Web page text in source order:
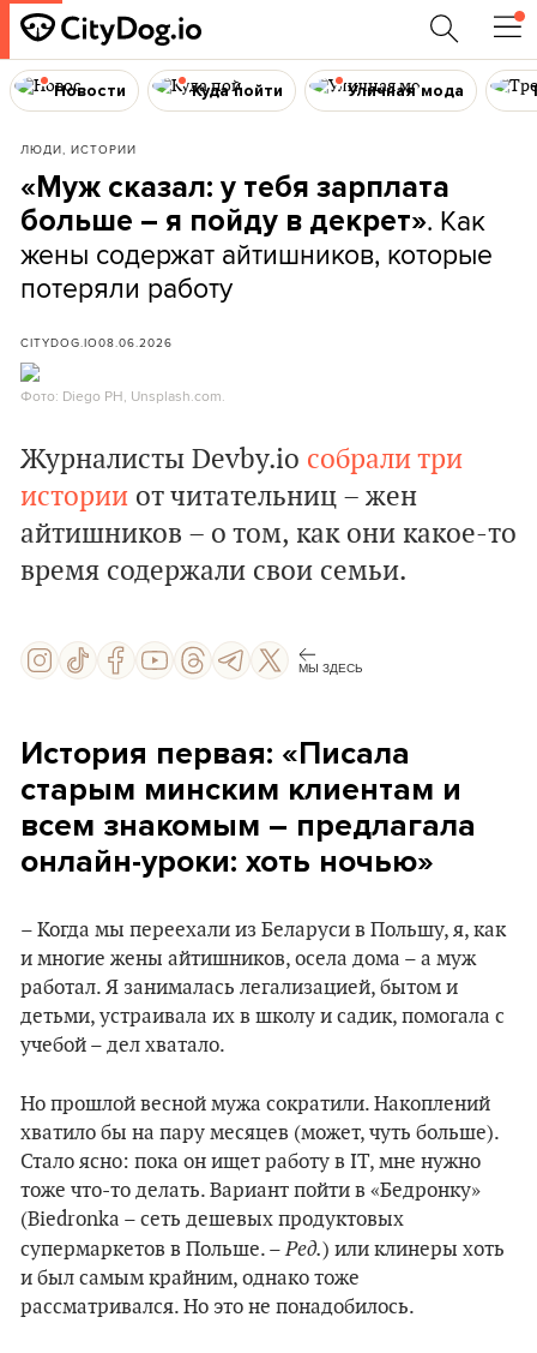
Новости Куда пойти Уличная мода
ЛЮДИ, ИСТОРИИ
«Муж сказал: у тебя зарплата
больше – я пойду в декрет». Как
жены содержат айтишников, которые
потеряли работу
CITYDOG.IO08.06.2026
Фото: Diego PH, Unsplash.com.
Журналисты Devby.io собрали три
истории от читательниц – жен
айтишников – о том, как они какое-то
время содержали свои семьи.
МЫ ЗДЕСЬ
История первая: «Писала
старым минским клиентам и
всем знакомым – предлагала
онлайн-уроки: хоть ночью»
– Когда мы переехали из Беларуси в Польшу, я, как
и многие жены айтишников, осела дома – а муж
работал. Я занималась легализацией, бытом и
детьми, устраивала их в школу и садик, помогала с
учебой – дел хватало.
Но прошлой весной мужа сократили. Накоплений
хватило бы на пару месяцев (может, чуть больше).
Стало ясно: пока он ищет работу в IT, мне нужно
тоже что-то делать. Вариант пойти в «Бедронку»
(Biedronka – сеть дешевых продуктовых
супермаркетов в Польше. –Ред.) или клинеры хоть
и был самым крайним, однако тоже
рассматривался. Но это не понадобилось.